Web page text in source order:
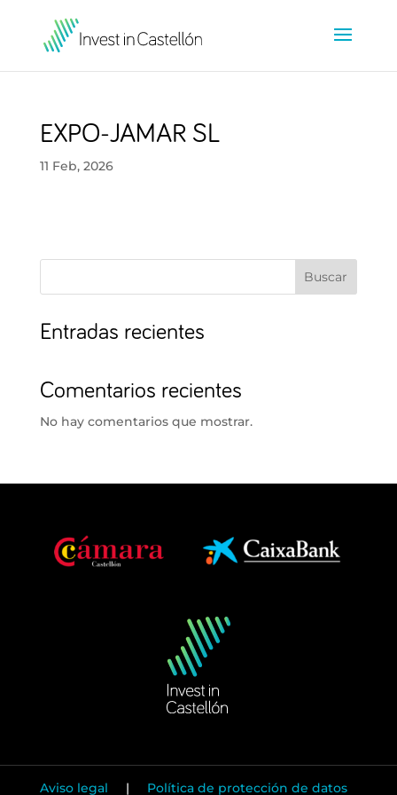
EXPO-JAMAR SL
11 Feb, 2026
Buscar
Entradas recientes
Comentarios recientes
No hay comentarios que mostrar.
Aviso legal | Política de protección de datos